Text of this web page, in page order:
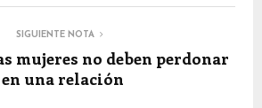
SIGUIENTE NOTA
mujeres no deben perdonar
en una relación